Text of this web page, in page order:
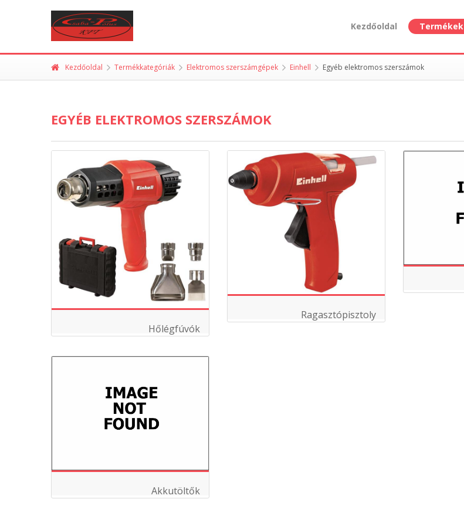
Kezdőoldal Termékek
Kezdőoldal Termékkategóriák Elektromos szerszámgépek Einhell Egyéb elektromos szerszámok
EGYÉB ELEKTROMOS SZERSZÁMOK
Hőlégfúvók
Ragasztópisztoly
Akkutöltők